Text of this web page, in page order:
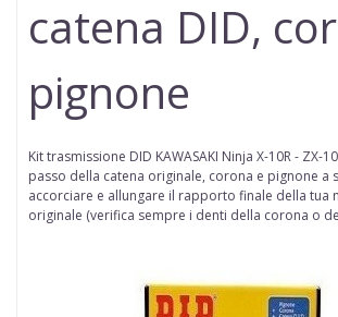
catena DID,
pignone
Kit trasmissione DID KAWASAKI Ninja X-10R - ZX-
passo della catena originale, corona e pignone a
accorciare e allungare il rapporto finale della tua
originale (verifica sempre i denti della corona o